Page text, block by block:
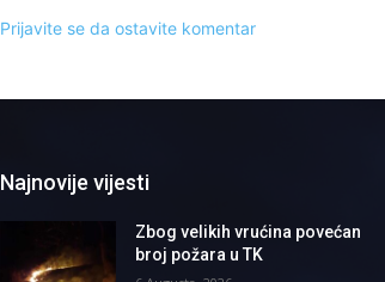
Prijavite se da ostavite komentar
Najnovije vijesti
Zbog velikih vrućina povećan
broj požara u TK